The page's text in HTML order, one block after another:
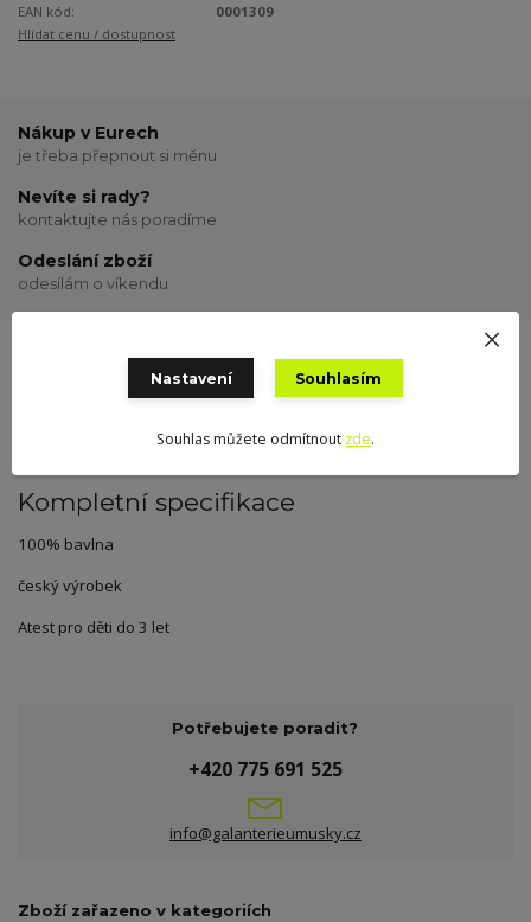
EAN kód:
0001309
Hlídat cenu / dostupnost
Nákup v Eurech
je třeba přepnout si měnu
Nevíte si rady?
kontaktujte nás poradíme
Odeslání zboží
odesílám o víkendu
Kompletní specifikace Hodnocení 0
Kompletní specifikace
100% bavlna
český výrobek
Atest pro děti do 3 let
Potřebujete poradit?
+420 775 691 525
info@galanterieumusky.cz
Zboží zařazeno v kategoriích
Nastavení Souhlasím
Souhlas můžete odmítnout zde.